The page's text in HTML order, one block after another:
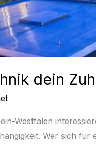
dein
Westfalen
Wer sich für